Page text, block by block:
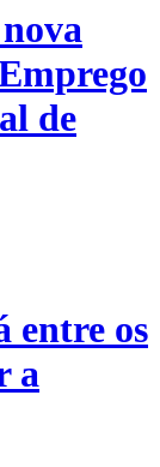
de
entre os
a